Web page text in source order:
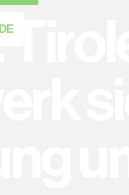
DE